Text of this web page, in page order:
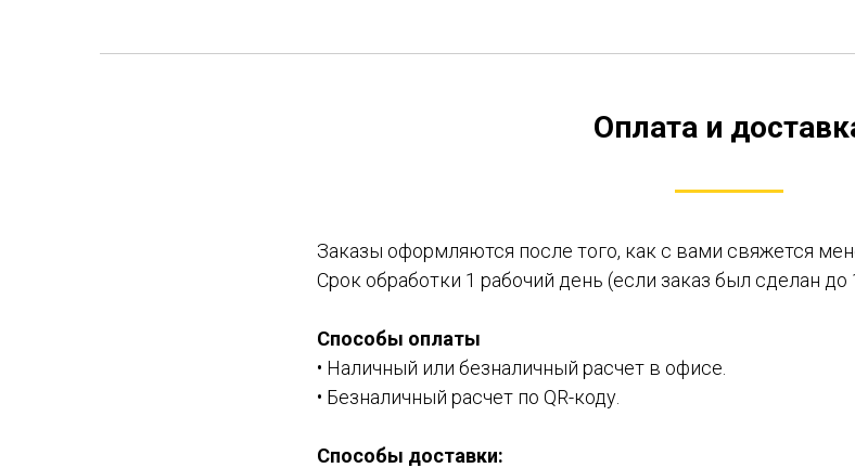
Оплата и
Заказы оформляются после того, как с вами свяжется
Срок обработки 1 рабочий день (если заказ был сделан
Способы оплаты
• Наличный или безналичный расчет в офисе.
• Безналичный расчет по QR-коду.
Способы доставки: